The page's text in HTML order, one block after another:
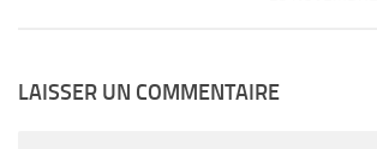
LAISSER UN COMMENTAIRE